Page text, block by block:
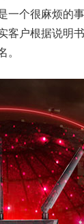
一个很麻烦的
客户根据说明